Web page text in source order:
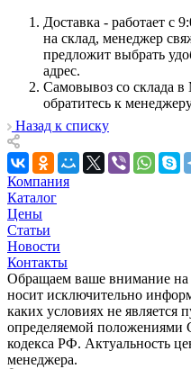
Доставка - работает с
на склад, менеджер
предложит выбрать
адрес.
Самовывоз со склада в
обратитесь к
Назад к списку
Компания
Каталог
Цены
Статьи
Новости
Контакты
Обращаем ваше внимание на
носит исключительно
каких условиях не является
определяемой положениями
кодекса РФ. Актуальность
менеджера.